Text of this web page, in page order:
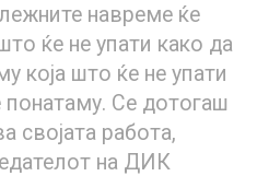
навреме ќе
ќе не упати како да
која што ќе не упати
Се дотогаш
својата работа,
на ДИК